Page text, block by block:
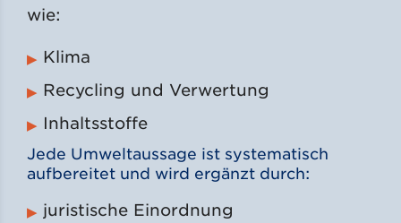
wie:
Klima
Recycling und Verwertung
Inhaltsstoffe
Jede Umweltaussage ist systematisch
aufbereitet und wird ergänzt durch:
juristische Einordnung